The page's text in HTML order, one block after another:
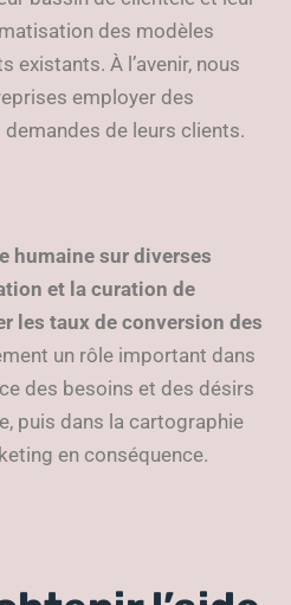
des modèles
existants. À l’avenir, nous
employer des
de leurs clients.
humaine sur diverses
et la curation de
les taux de conversion des
un rôle important dans
des besoins et des désirs
puis dans la cartographie
en conséquence.